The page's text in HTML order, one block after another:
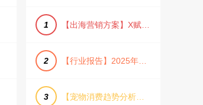
1 【出海营销方案】X赋能全球决策链成就中国科技品牌2025年营销方案（PDF格式）
2 【行业报告】2025年Q1证券行业薪酬趋势分析
3 【宠物消费趋势分析方案】2025年宠物市场消费报告（创意风/橙色风/数据驱动）